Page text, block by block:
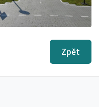
Zpět